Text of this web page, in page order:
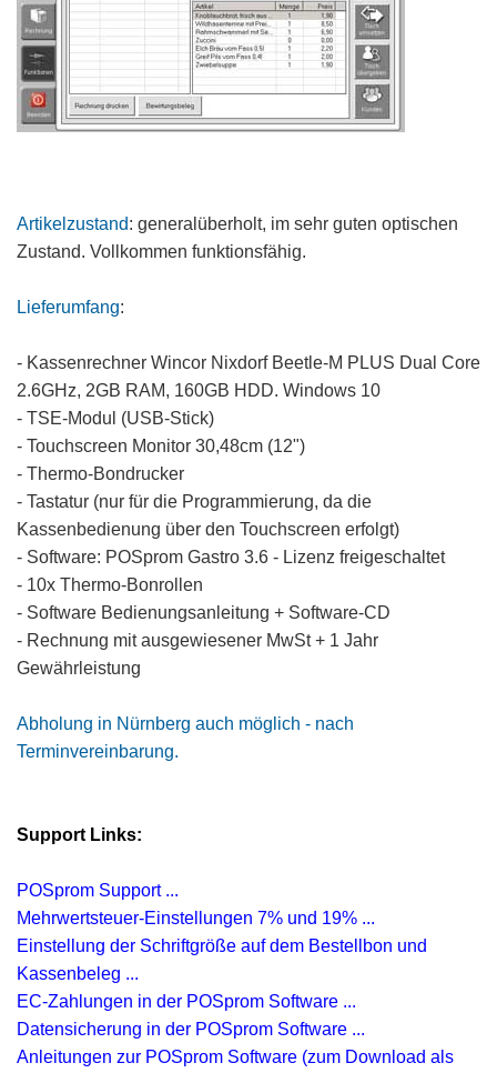
Artikelzustand: generalüberholt, im sehr guten optischen
Zustand. Vollkommen funktionsfähig.
Lieferumfang:
- Kassenrechner Wincor Nixdorf Beetle-M PLUS Dual Core
2.6GHz, 2GB RAM, 160GB HDD. Windows 10
- TSE-Modul (USB-Stick)
- Touchscreen Monitor 30,48cm (12")
- Thermo-Bondrucker
- Tastatur (nur für die Programmierung, da die
Kassenbedienung über den Touchscreen erfolgt)
- Software: POSprom Gastro 3.6 - Lizenz freigeschaltet
- 10x Thermo-Bonrollen
- Software Bedienungsanleitung + Software-CD
- Rechnung mit ausgewiesener MwSt + 1 Jahr
Gewährleistung
Abholung in Nürnberg auch möglich - nach
Terminvereinbarung.
Support Links:
POSprom Support ...
Mehrwertsteuer-Einstellungen 7% und 19% ...
Einstellung der Schriftgröße auf dem Bestellbon und
Kassenbeleg ...
EC-Zahlungen in der POSprom Software ...
Datensicherung in der POSprom Software ...
Anleitungen zur POSprom Software (zum Download als